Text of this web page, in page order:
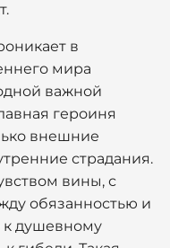
в
мира
важной
героиня
внешние
страдания.
вины, с
обязанностью и
к душевному